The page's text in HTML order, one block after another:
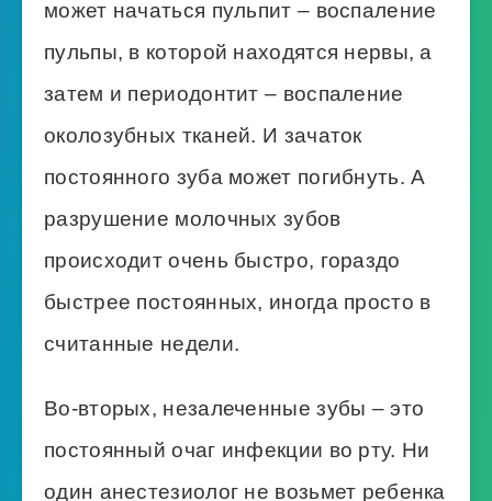
может начаться пульпит – воспаление
пульпы, в которой находятся нервы, а
затем и периодонтит – воспаление
околозубных тканей. И зачаток
постоянного зуба может погибнуть. А
разрушение молочных зубов
происходит очень быстро, гораздо
быстрее постоянных, иногда просто в
считанные недели.
Во-вторых, незалеченные зубы – это
постоянный очаг инфекции во рту. Ни
один анестезиолог не возьмет ребенка